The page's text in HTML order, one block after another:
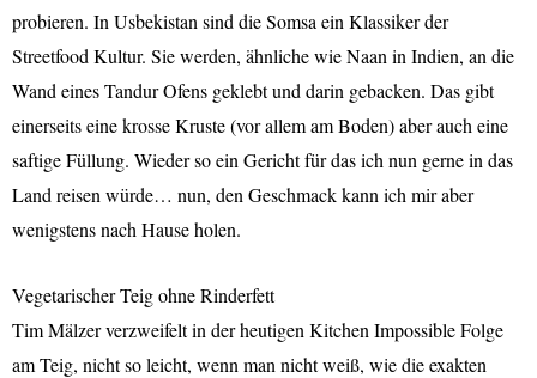
probieren. In Usbekistan sind die Somsa ein Klassiker der
Streetfood Kultur. Sie werden, ähnliche wie Naan in Indien, an die
Wand eines Tandur Ofens geklebt und darin gebacken. Das gibt
einerseits eine krosse Kruste (vor allem am Boden) aber auch eine
saftige Füllung. Wieder so ein Gericht für das ich nun gerne in das
Land reisen würde… nun, den Geschmack kann ich mir aber
wenigstens nach Hause holen.
Vegetarischer Teig ohne Rinderfett
Tim Mälzer verzweifelt in der heutigen Kitchen Impossible Folge
am Teig, nicht so leicht, wenn man nicht weiß, wie die exakten